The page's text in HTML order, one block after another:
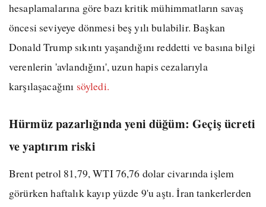
hesaplamalarına göre bazı kritik mühimmatların savaş
öncesi seviyeye dönmesi beş yılı bulabilir. Başkan
Donald Trump sıkıntı yaşandığını reddetti ve basına bilgi
verenlerin 'avlandığını', uzun hapis cezalarıyla
karşılaşacağını söyledi.
Hürmüz pazarlığında yeni düğüm: Geçiş ücreti
ve yaptırım riski
Brent petrol 81,79, WTI 76,76 dolar civarında işlem
görürken haftalık kayıp yüzde 9'u aştı. İran tankerlerden